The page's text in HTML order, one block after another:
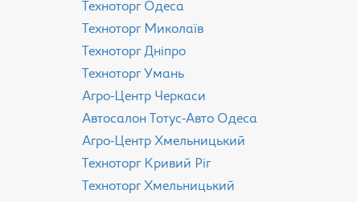
Техноторг Одеса
Техноторг Миколаїв
Техноторг Дніпро
Техноторг Умань
Агро-Центр Черкаси
Aвтосалон Тотус-Авто Одеса
Агро-Центр Хмельницький
Техноторг Кривий Ріг
Техноторг Хмельницький